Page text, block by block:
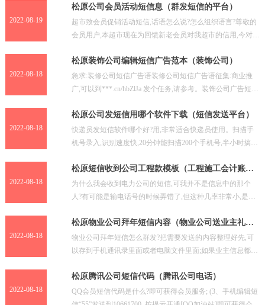
2022-08-19
松原公司会员活动短信息（群发短信的平台）
超市致会员促销活动短信,话语怎么说?怎么组织语言?尊敬的
会员用户,本超市现在为回馈新老会员对我超市的信用,今对一
2022-08-18
松原装饰公司编辑短信广告范本（装饰公司）
急求:装修公司短信广告语装修公司短信广告语征集:商业推
广,可以到***.cn/hbZlJa 发个任务,请参考。装饰公司广告短信
2022-08-18
松原公司发短信用哪个软件下载（短信发送平台）
快递员发短信软件哪个好?用,非常适合快递员使用。扫描手
机号录入,识别速度快,20分钟能扫描200个手机号,半小时搞
2022-08-18
松原短信收到公司工程款模板（工程施工会计账务
为什么我会收到电力公司的短信,可我并不是信息中的那个
人?有可能是输电话号的时候弄错了,但这种几率非常小,是骗
2022-08-18
松原物业公司拜年短信内容（物业公司送业主礼
物业公司拜年短信怎么群发?把需要发送的内容整理好先,可
以存到手机通讯录里面或者电脑文件里面;如果业主信息都存
2022-08-18
松原腾讯公司短信代码（腾讯公司电话）
QQ会员短信代码是什么?即可获得会员服务; (3、手机编辑短